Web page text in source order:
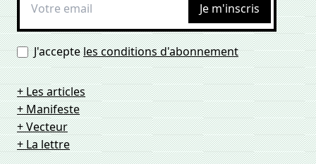
Je m'inscris
J'accepteles conditions d'abonnement
+ Les articles
+ Manifeste
+ Vecteur
+ La lettre